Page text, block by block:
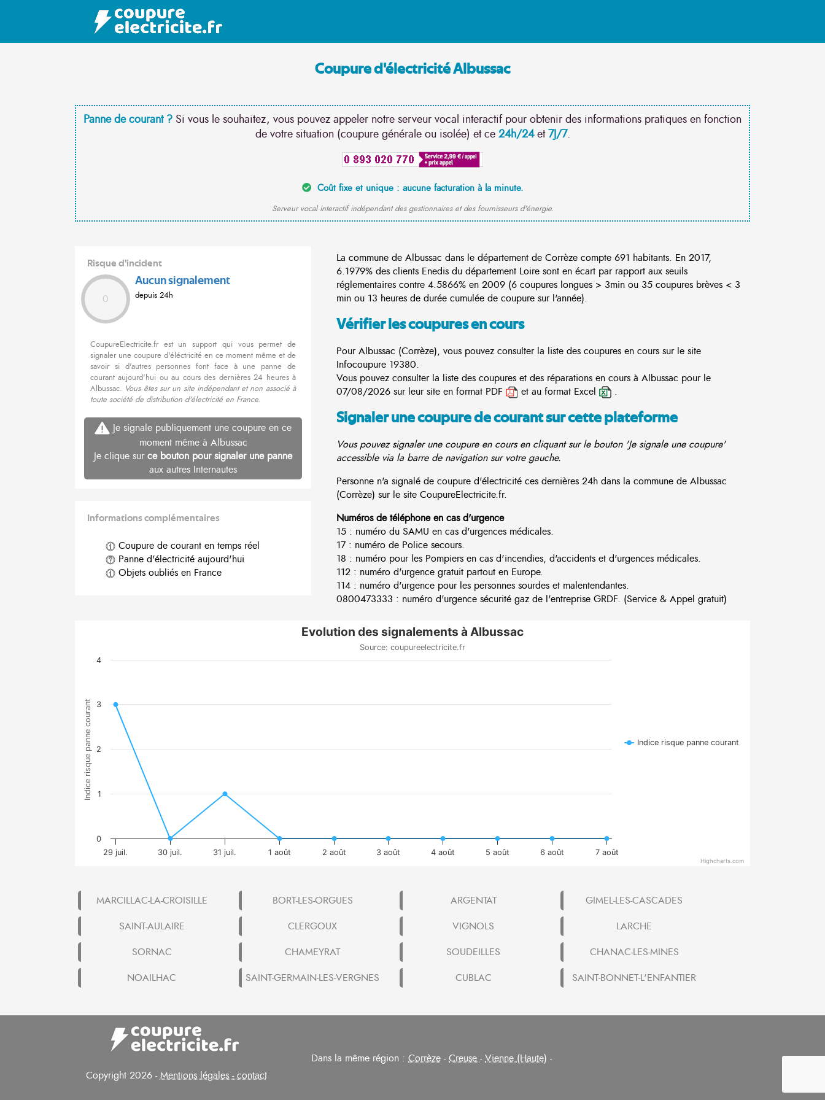
Coupure d'électricité Albussac
Panne de courant ? Si vous le souhaitez, vous pouvez appeler notre serveur vocal interactif pour obtenir des informations pratiques en fonction
de votre situation (coupure générale ou isolée) et ce 24h/24et7J/7.
Coût fixe et unique : aucune facturation à la minute.
Serveur vocal interactif indépendant des gestionnaires et des fournisseurs d'énergie.
Risque d'incident
0
Aucun signalement
depuis 24h
CoupureElectricite.fr est un support qui vous permet de
signaler une coupure d'éléctricité en ce moment même et de
savoir si d'autres personnes font face à une panne de
courant aujourd'hui ou au cours des dernières 24 heures à
Albussac. Vous êtes sur un site indépendant et non associé à
toute société de distribution d'électricité en France.
Je signale publiquement une coupure en ce
moment même à Albussac
Je clique sur ce bouton pour signaler une panne
aux autres Internautes
Informations complémentaires
Coupure de courant en temps réel
Panne d'électricité aujourd'hui
Objets oubliés en France
La commune de Albussac dans le département de Corrèze compte 691 habitants. En 2017,
6.1979% des clients Enedis du département Loire sont en écart par rapport aux seuils
réglementaires contre 4.5866% en 2009 (6 coupures longues > 3min ou 35 coupures brèves < 3
min ou 13 heures de durée cumulée de coupure sur l'année).
Vérifier les coupures en cours
Pour Albussac (Corrèze), vous pouvez consulter la liste des coupures en cours sur le site
Infocoupure 19380.
Vous pouvez consulter la liste des coupures et des réparations en cours à Albussac pour le
07/08/2026 sur leur site en format PDF
et au format Excel .
Signaler une coupure de courant sur cette plateforme
Vous pouvez signaler une coupure en cours en cliquant sur le bouton 'Je signale une coupure'
accessible via la barre de navigation sur votre gauche.
Personne n'a signalé de coupure d'électricité ces dernières 24h dans la commune de Albussac
(Corrèze) sur le site CoupureElectricite.fr.
Numéros de téléphone en cas d'urgence
15 : numéro du SAMU en cas d'urgences médicales.
17 : numéro de Police secours.
18 : numéro pour les Pompiers en cas d'incendies, d'accidents et d'urgences médicales.
112 : numéro d'urgence gratuit partout en Europe.
114 : numéro d'urgence pour les personnes sourdes et malentendantes.
0800473333 : numéro d'urgence sécurité gaz de l'entreprise GRDF. (Service & Appel gratuit)
Indice risque panne courant
Evolution des signalements à Albussac
Source: coupureelectricite.fr
Indice risque panne courant
29 juil. 30 juil. 31 juil. 1 août 2 août 3 août 4 août 5 août 6 août 7 août
0
1
2
3
4
Highcharts.com
MARCILLAC-LA-CROISILLE BORT-LES-ORGUES ARGENTAT
GIMEL-LES-CASCADES
SAINT-AULAIRE
CLERGOUX VIGNOLS
LARCHE
SORNAC
CHAMEYRAT SOUDEILLES
CHANAC-LES-MINES
NOAILHAC
SAINT-GERMAIN-LES-VERGNES CUBLAC SAINT-BONNET-L'ENFANTIER
Copyright 2026 -Mentions légales - contact
Dans la même région : Corrèze -Creuse-Vienne (Haute) -